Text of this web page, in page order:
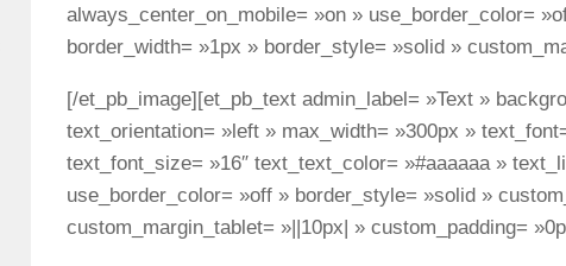
always_center_on_mobile= »on » use_border_color=
border_width= »1px » border_style= »solid »
[/et_pb_image][et_pb_text admin_label= »Text »
text_orientation= »left » max_width= »300px »
text_font_size= »16″ text_text_color= »#aaaaaa »
use_border_color= »off » border_style= »solid »
custom_margin_tablet= »||10px| » custom_padding=